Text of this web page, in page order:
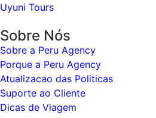
Uyuni Tours
Sobre Nós
Sobre a Peru Agency
Porque a Peru Agency
Atualizacao das Politicas
Suporte ao Cliente
Dicas de Viagem